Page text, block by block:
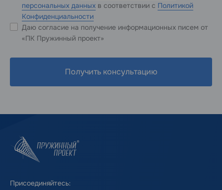
персональных данных в соответствии с Политикой
Конфиденциальности
Даю согласие на получение информационных писем от
«ПК Пружинный проект»
Получить консультацию
Присоединяйтесь: